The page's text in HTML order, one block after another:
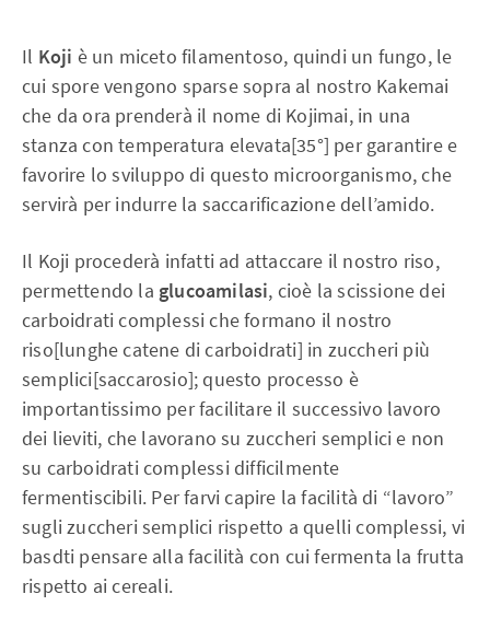
Il Koji è un miceto filamentoso, quindi un fungo, le
cui spore vengono sparse sopra al nostro Kakemai
che da ora prenderà il nome di Kojimai, in una
stanza con temperatura elevata[35°] per garantire e
favorire lo sviluppo di questo microorganismo, che
servirà per indurre la saccarificazione dell’amido.
Il Koji procederà infatti ad attaccare il nostro riso,
permettendo la glucoamilasi, cioè la scissione dei
carboidrati complessi che formano il nostro
riso[lunghe catene di carboidrati] in zuccheri più
semplici[saccarosio]; questo processo è
importantissimo per facilitare il successivo lavoro
dei lieviti, che lavorano su zuccheri semplici e non
su carboidrati complessi difficilmente
fermentiscibili. Per farvi capire la facilità di “lavoro”
sugli zuccheri semplici rispetto a quelli complessi, vi
basdti pensare alla facilità con cui fermenta la frutta
rispetto ai cereali.